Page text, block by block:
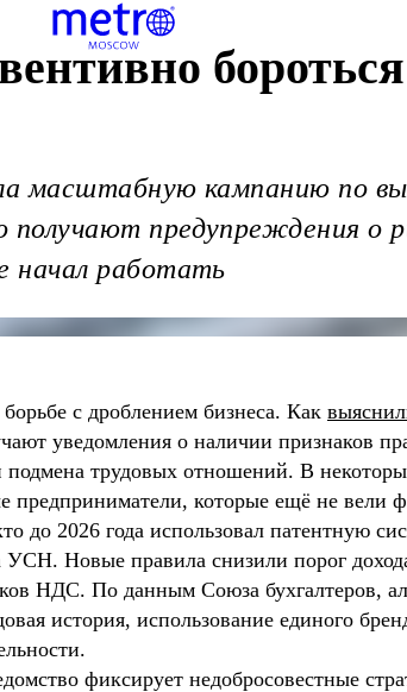
масштабную кампанию по
предупреждения о
начал работать
с дроблением бизнеса. Как
уведомления о наличии признаков
трудовых отношений. В
которые ещё не вели
до 2026 года использовал патентную
Новые правила снизили порог
НДС. По данным Союза бухгалтеров,
история, использование единого
фиксирует недобросовестные